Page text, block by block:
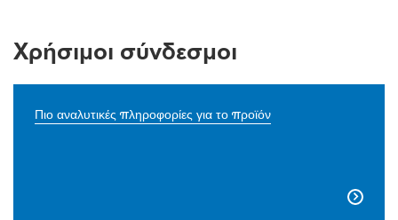
Χρήσιμοι σύνδεσμοι
Πιο αναλυτικές πληροφορίες για το προϊόν
